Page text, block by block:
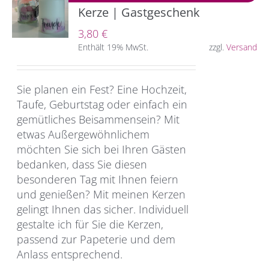
Kerze | Gastgeschenk
3,80€
Enthält 19% MwSt. zzgl. Versand
Sie planen ein Fest? Eine Hochzeit,
Taufe, Geburtstag oder einfach ein
gemütliches Beisammensein? Mit
etwas Außergewöhnlichem
möchten Sie sich bei Ihren Gästen
bedanken, dass Sie diesen
besonderen Tag mit Ihnen feiern
und genießen? Mit meinen Kerzen
gelingt Ihnen das sicher. Individuell
gestalte ich für Sie die Kerzen,
passend zur Papeterie und dem
Anlass entsprechend.